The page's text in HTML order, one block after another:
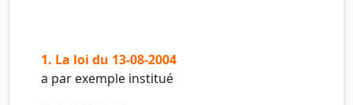
1. La loi du 13-08-2004
a par exemple institué